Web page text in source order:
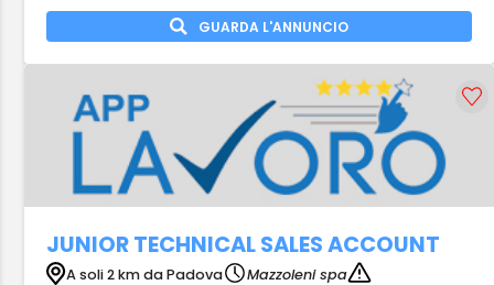
GUARDA L'ANNUNCIO
JUNIOR TECHNICAL SALES ACCOUNT
A soli 2 km da Padova
Mazzoleni spa